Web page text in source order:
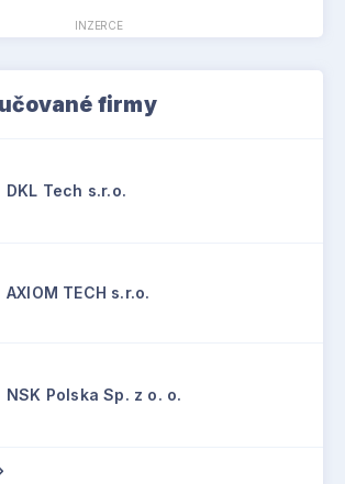
INZERCE
firmy
DKL Tech s.r.o.
AXIOM TECH s.r.o.
NSK Polska Sp. z o. o.